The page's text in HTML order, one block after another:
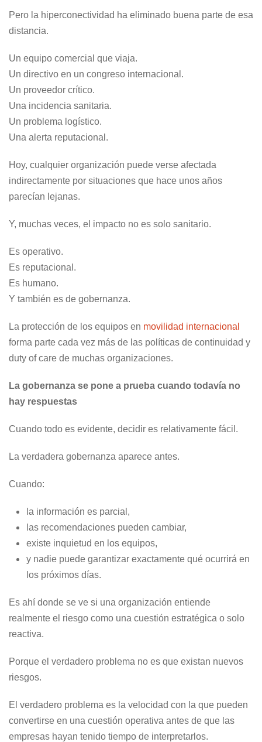
Pero la hiperconectividad ha eliminado buena parte de esa
distancia.
Un equipo comercial que viaja.
Un directivo en un congreso internacional.
Un proveedor crítico.
Una incidencia sanitaria.
Un problema logístico.
Una alerta reputacional.
Hoy, cualquier organización puede verse afectada
indirectamente por situaciones que hace unos años
parecían lejanas.
Y, muchas veces, el impacto no es solo sanitario.
Es operativo.
Es reputacional.
Es humano.
Y también es de gobernanza.
La protección de los equipos en movilidad internacional
forma parte cada vez más de las políticas de continuidad y
duty of care de muchas organizaciones.
La gobernanza se pone a prueba cuando todavía no
hay respuestas
Cuando todo es evidente, decidir es relativamente fácil.
La verdadera gobernanza aparece antes.
Cuando:
la información es parcial,
las recomendaciones pueden cambiar,
existe inquietud en los equipos,
y nadie puede garantizar exactamente qué ocurrirá en
los próximos días.
Es ahí donde se ve si una organización entiende
realmente el riesgo como una cuestión estratégica o solo
reactiva.
Porque el verdadero problema no es que existan nuevos
riesgos.
El verdadero problema es la velocidad con la que pueden
convertirse en una cuestión operativa antes de que las
empresas hayan tenido tiempo de interpretarlos.